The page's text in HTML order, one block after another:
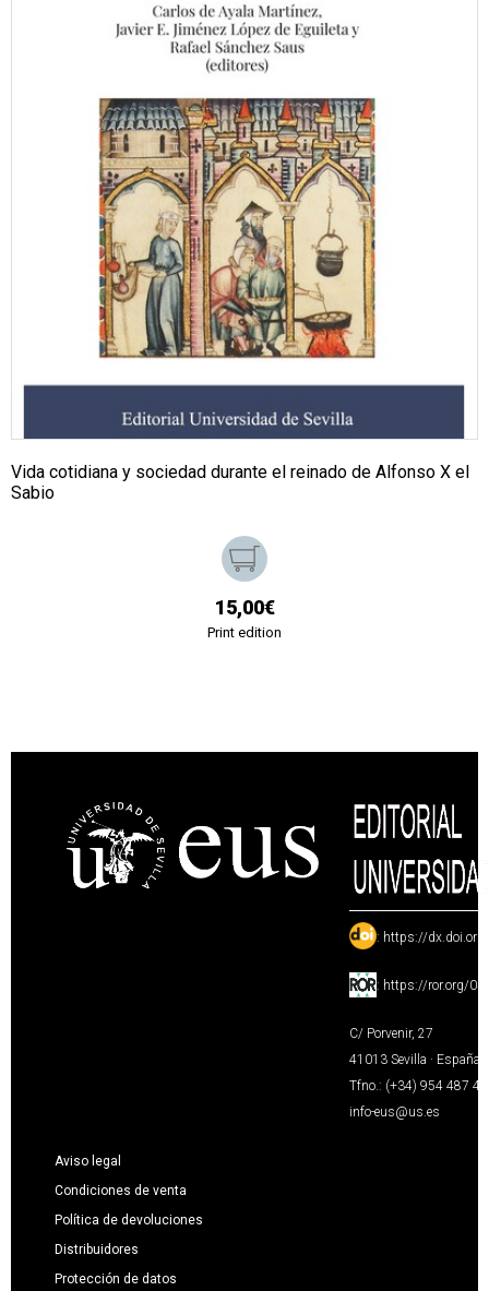
Vida cotidiana y sociedad durante el reinado de Alfonso X el
Sabio
15,00€
Print edition
: https://
: https://ror.org/
C/ Porvenir, 27
41013 Sevilla · España
Tfno.: (+34) 954 487
info-eus@us.es
Aviso legal
Condiciones de venta
Política de devoluciones
Distribuidores
Protección de datos